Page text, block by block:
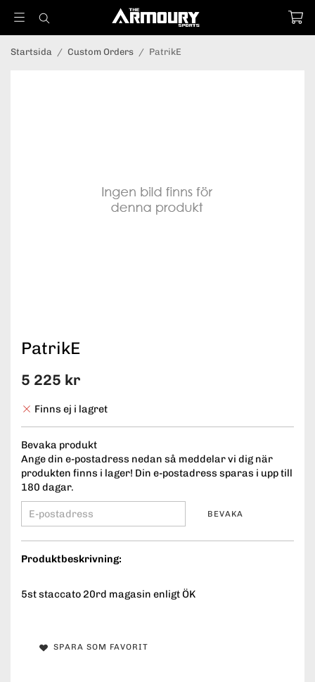
Startsida / Custom Orders / PatrikE
PatrikE
5 225 kr
Finns ej i lagret
Bevaka produkt
Ange din e-postadress nedan så meddelar vi dig när
produkten finns i lager! Din e-postadress sparas i upp till
180 dagar.
BEVAKA
Produktbeskrivning:
5st staccato 20rd magasin enligt ÖK
SPARA SOM FAVORIT